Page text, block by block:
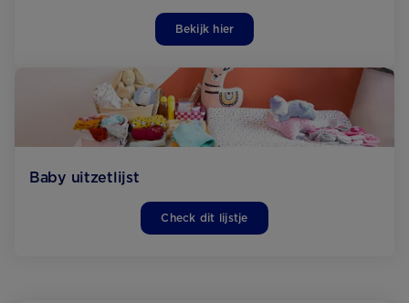
Bekijk hier
Baby uitzetlijst
Check dit lijstje